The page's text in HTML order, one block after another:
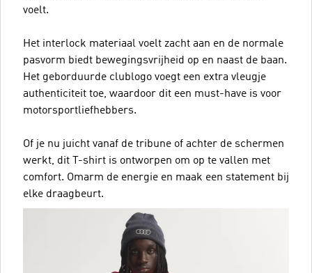
voelt.
Het interlock materiaal voelt zacht aan en de normale
pasvorm biedt bewegingsvrijheid op en naast de baan.
Het geborduurde clublogo voegt een extra vleugje
authenticiteit toe, waardoor dit een must-have is voor
motorsportliefhebbers.
Of je nu juicht vanaf de tribune of achter de schermen
werkt, dit T-shirt is ontworpen om op te vallen met
comfort. Omarm de energie en maak een statement bij
elke draagbeurt.